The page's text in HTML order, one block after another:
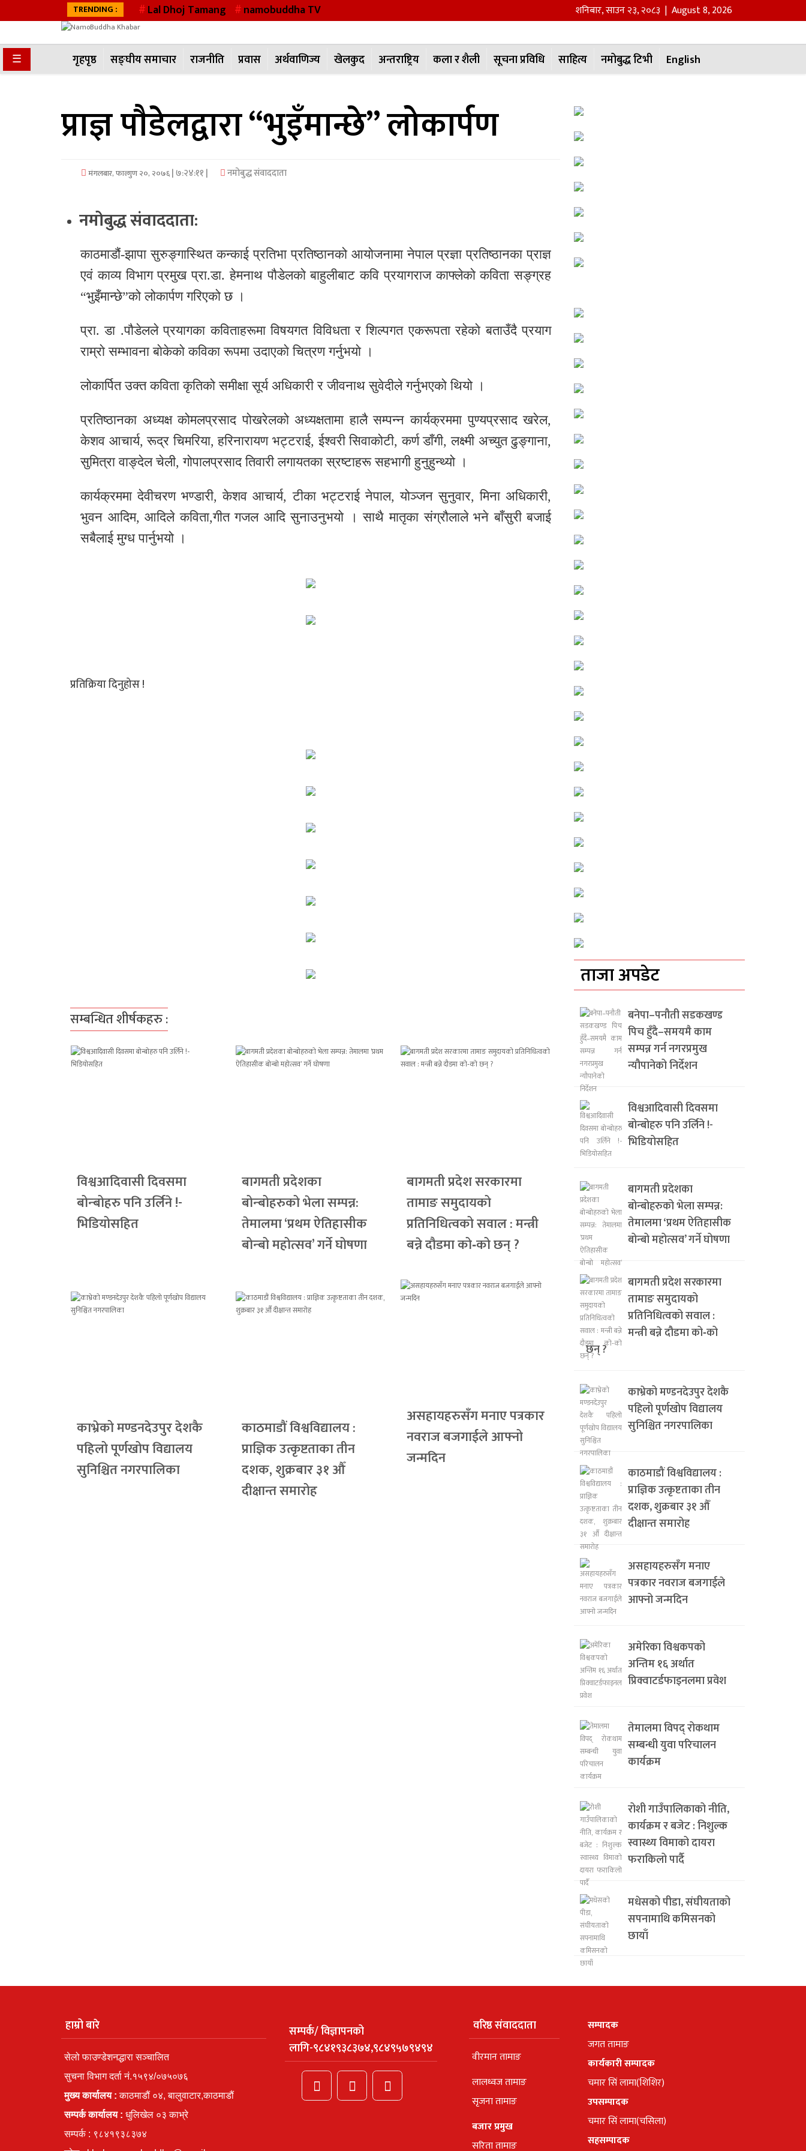
TRENDING : Lal Dhoj Tamang namobuddha TV शनिबार,साउन२३,२०८३ | August 8, 2026
गृहपृष्ठ
सङ्घीय
☰ गृहपृष्ठ सङ्घीय समाचार राजनीति प्रवास अर्थवाणिज्य खेलकुद अन्तराष्ट्रिय कला र शैली सूचना प्रविधि साहित्य नमोबुद्ध टिभी English
प्राज्ञ पाैडेलद्वारा “भुइँमान्छे” लोकार्पण
मंगलबार, फाल्गुण २०, २०७६| ७:२४:११ | नमोबुद्ध संवाददाता
नमोबुद्ध संवाददाता:
काठमाडौं-झापा सुरुङ्गास्थित कन्काई प्रतिभा प्रतिष्ठानको आयोजनामा नेपाल प्रज्ञा प्रतिष्ठानका प्राज्ञ
एवं काव्य विभाग प्रमुख प्रा.डा. हेमनाथ पाैडेलको बाहुलीबाट कवि प्रयागराज काफ्लेको कविता सङ्ग्रह
“भुइँमान्छे”को लोकार्पण गरिएको छ ।
प्रा. डा .पाैडेलले प्रयागका कविताहरूमा विषयगत विविधता र शिल्पगत एकरूपता रहेकाे बताउँदै प्रयाग
राम्राे सम्भावना बाेकेकाे कविका रूपमा उदाएकाे चित्रण गर्नुभयाे ।
लोकार्पित उक्त कविता कृतिको समीक्षा सूर्य अधिकारी र जीवनाथ सुवेदीले गर्नुभएको थियो ।
प्रतिष्ठानका अध्यक्ष कोमलप्रसाद पोखरेलको अध्यक्षतामा हालै सम्पन्न कार्यक्रममा पुण्यप्रसाद खरेल,
केशव आचार्य, रूद्र चिमरिया, हरिनारायण भट्टराई, ईश्वरी सिवाकोटी, कर्ण डाँगी, लक्ष्मी अच्युत ढुङ्गाना,
सुमित्रा वाङ्देल चेली, गोपालप्रसाद तिवारी लगायतका स्रष्टाहरू सहभागी हुनुहुन्थ्यो ।
कार्यक्रममा देवीचरण भण्डारी, केशव आचार्य, टीका भट्टराई नेपाल, योञ्जन सुनुवार, मिना अधिकारी,
भुवन आदिम, आदिले कविता,गीत गजल आदि सुनाउनुभयो । साथै मातृका संग्रौलाले भने बाँसुरी बजाई
सबैलाई मुग्ध पार्नुभयो ।
प्रतिक्रिया दिनुहोस !
सम्बन्धित शीर्षकहरु :
विश्वआदिवासी दिवसमा
बोन्बोहरु पनि उर्लिने !-
भिडियोसहित
बागमती प्रदेशका
बोन्बोहरुको भेला सम्पन्न:
तेमालमा ‘प्रथम ऐतिहासीक
बोन्बो महोत्सव’ गर्ने घोषणा
बागमती प्रदेश सरकारमा
तामाङ समुदायको
प्रतिनिधित्वको सवाल : मन्त्री
बन्ने दौडमा को‐को छन् ?
काभ्रेको मण्डनदेउपुर देशकै
पहिलो पूर्णखोप विद्यालय
सुनिश्चित नगरपालिका
काठमाडौं विश्वविद्यालय :
प्राज्ञिक उत्कृष्टताका तीन
दशक, शुक्रबार ३१ औँ
दीक्षान्त समारोह
असहायहरुसँग मनाए पत्रकार
नवराज बजगाईले आफ्नो
जन्मदिन
ताजा अपडेट
बनेपा–पनौती सडकखण्ड
पिच हुँदै–समयमै काम
सम्पन्न गर्न नगरप्रमुख
न्यौपानेको निर्देशन
विश्वआदिवासी दिवसमा
बोन्बोहरु पनि उर्लिने !-
भिडियोसहित
बागमती प्रदेशका
बोन्बोहरुको भेला सम्पन्न:
तेमालमा ‘प्रथम ऐतिहासीक
बोन्बो महोत्सव’ गर्ने घोषणा
बागमती प्रदेश सरकारमा
तामाङ समुदायको
प्रतिनिधित्वको सवाल :
मन्त्री बन्ने दौडमा को‐को
छन् ?
काभ्रेको मण्डनदेउपुर देशकै
पहिलो पूर्णखोप विद्यालय
सुनिश्चित नगरपालिका
काठमाडौं विश्वविद्यालय :
प्राज्ञिक उत्कृष्टताका तीन
दशक, शुक्रबार ३१ औँ
दीक्षान्त समारोह
असहायहरुसँग मनाए
पत्रकार नवराज बजगाईले
आफ्नो जन्मदिन
अमेरिका विश्वकपको
अन्तिम १६ अर्थात
प्रिक्वाटर्डफाइनलमा प्रवेश
तेमालमा विपद् रोकथाम
सम्बन्धी युवा परिचालन
कार्यक्रम
रोशी गाउँपालिकाको नीति,
कार्यक्रम र बजेट : निशुल्क
स्वास्थ्य विमाको दायरा
फराकिलो पार्दै
मधेसको पीडा, संघीयताको
सपनामाथि कमिसनको
छायाँ
हाम्रो बारे
सेलो फाउण्डेशनद्धारा सञ्चालित
सुचना विभाग दर्ता नं.१५९४/०७५०७६
मुख्य कार्यालय : काठमाडौं ०४, बालुवाटार,काठमाडौं
सम्पर्क कार्यालय : धुलिखेल ०३ काभ्रे
सम्पर्क : ९८४१९३८३७४
सम्पर्क/ विज्ञापनको
लागि-९८४१९३८३७४,९८४९५७९४९४
वरिष्ठ संवाददाता
वीरमान तामाङ
लालध्वज तामाङ
सृजना तामाङ
बजार प्रमुख
सरिता तामाङ
सम्पादक
जगत तामाङ
कार्यकारी सम्पादक
चमार सिं लामा(शिशिर)
उपसम्पादक
चमार सिं लामा(चसिला)
सहसम्पादक